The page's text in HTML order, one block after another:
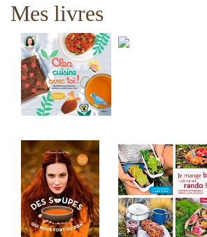
Mes livres